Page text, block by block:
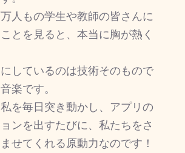
人もの学生や教師の皆さんに
とを見ると、本当に胸が熱く
しているのは技術そのもので
楽です。
を毎日突き動かし、アプリの
ンを出すたびに、私たちをさ
せてくれる原動力なのです！